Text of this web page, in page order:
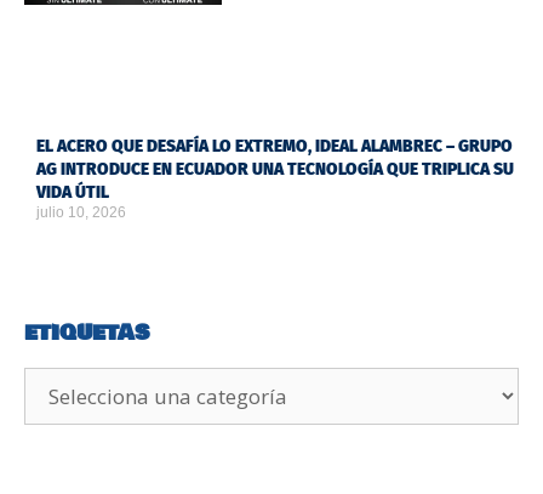
EL ACERO QUE DESAFÍA LO EXTREMO, IDEAL ALAMBREC – GRUPO
AG INTRODUCE EN ECUADOR UNA TECNOLOGÍA QUE TRIPLICA SU
VIDA ÚTIL
julio 10, 2026
ETIQUETAS